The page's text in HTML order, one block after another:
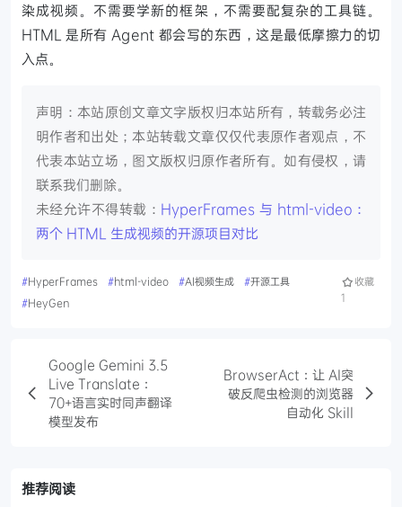
染成视频。不需要学新的框架，不需要配复杂的工具链。
HTML 是所有 Agent 都会写的东西，这是最低摩擦力的切
入点。
声明：本站原创文章文字版权归本站所有，转载务必注
明作者和出处；本站转载文章仅仅代表原作者观点，不
代表本站立场，图文版权归原作者所有。如有侵权，请
联系我们删除。
未经允许不得转载： HyperFrames 与 html-video：
两个 HTML 生成视频的开源项目对比
#HyperFrames #html-video #AI视频生成 #开源工具
#HeyGen
收藏
1
Google Gemini 3.5
Live Translate：
70+语言实时同声翻译
模型发布
BrowserAct：让 AI突
破反爬虫检测的浏览器
自动化 Skill
推荐阅读